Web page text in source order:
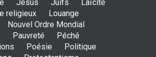
L’être humain, cet appui
fragile et incertain
SAGESSE 23 Février 2025 11:16
Jésus Juifs
Laïcité
religieux
Louange
Nouvel Ordre Mondial
Pauvreté
Péché
Poésie
Politique